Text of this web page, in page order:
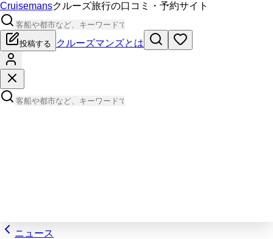
Cruisemansクルーズ旅行の口コミ・予約サイト
投稿する クルーズマンズとは
ニュース